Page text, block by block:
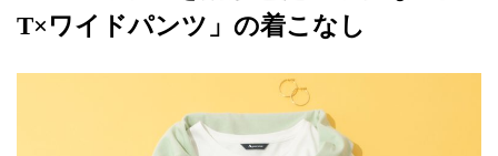
T×ワイドパンツ」の着こなし